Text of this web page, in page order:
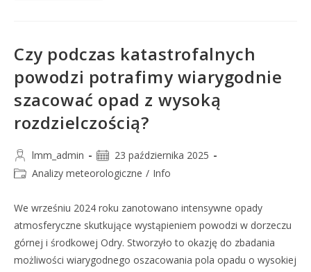
Czy podczas katastrofalnych
powodzi potrafimy wiarygodnie
szacować opad z wysoką
rozdzielczością?
lmm_admin
23 października 2025
Analizy meteorologiczne / Info
We wrześniu 2024 roku zanotowano intensywne opady
atmosferyczne skutkujące wystąpieniem powodzi w dorzeczu
górnej i środkowej Odry. Stworzyło to okazję do zbadania
możliwości wiarygodnego oszacowania pola opadu o wysokiej